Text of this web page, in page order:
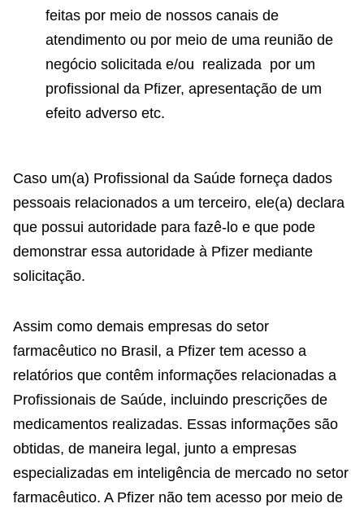
feitas por meio de nossos canais de
atendimento ou por meio de uma reunião de
negócio solicitada e/ou realizada por um
profissional da Pfizer, apresentação de um
efeito adverso etc.
Caso um(a) Profissional da Saúde forneça dados
pessoais relacionados a um terceiro, ele(a) declara
que possui autoridade para fazê-lo e que pode
demonstrar essa autoridade à Pfizer mediante
solicitação.
Assim como demais empresas do setor
farmacêutico no Brasil, a Pfizer tem acesso a
relatórios que contêm informações relacionadas a
Profissionais de Saúde, incluindo prescrições de
medicamentos realizadas. Essas informações são
obtidas, de maneira legal, junto a empresas
especializadas em inteligência de mercado no setor
farmacêutico. A Pfizer não tem acesso por meio de